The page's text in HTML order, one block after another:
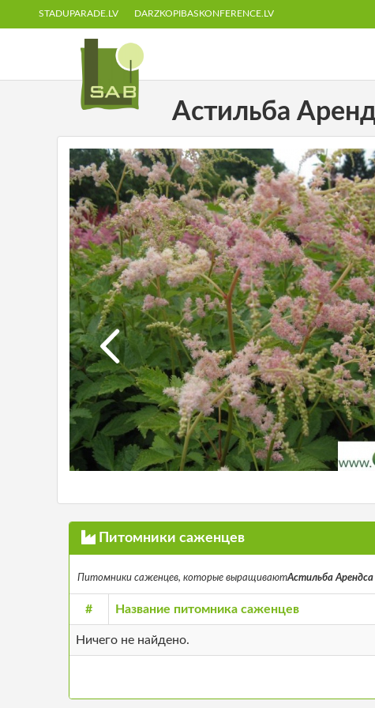
STADUPARADE.LV DARZKOPIBASKONFERENCE.LV
Астильба
Питомники саженцев
Питомники саженцев, которые выращиваютАстильба
# Название питомника саженцев
Ничего не найдено.